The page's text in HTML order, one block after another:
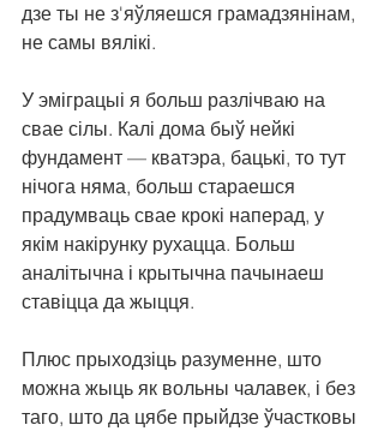
дзе ты не з'яўляешся грамадзянінам,
не самы вялікі.
У эміграцыі я больш разлічваю на
свае сілы. Калі дома быў нейкі
фундамент — кватэра, бацькі, то тут
нічога няма, больш стараешся
прадумваць свае крокі наперад, у
якім накірунку рухацца. Больш
аналітычна і крытычна пачынаеш
ставіцца да жыцця.
Плюс прыходзіць разуменне, што
можна жыць як вольны чалавек, і без
таго, што да цябе прыйдзе ўчастковы